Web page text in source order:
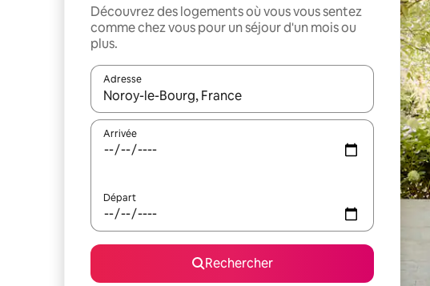
Découvrez des logements où vous vous sentez
comme chez vous pour un séjour d'un mois ou
plus.
Adresse
Lorsque les résultats s'affichent, utilisez les flèches vers le
Arrivée
Départ
Rechercher